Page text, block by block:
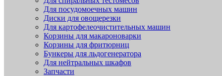
Для посудомоечных машин
Диски для овощерезки
Для картофелеочистительных машин
Корзины для макароноварки
Корзины для фритюрниц
Бункеры для льдогенератора
Для нейтральных шкафов
Запчасти